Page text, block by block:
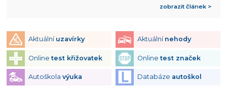
zobrazit článek >
Aktuální uzavírky Aktuální nehody
Onlinetest křižovatek Onlinetest značek
Autoškola výuka Databáze autoškol